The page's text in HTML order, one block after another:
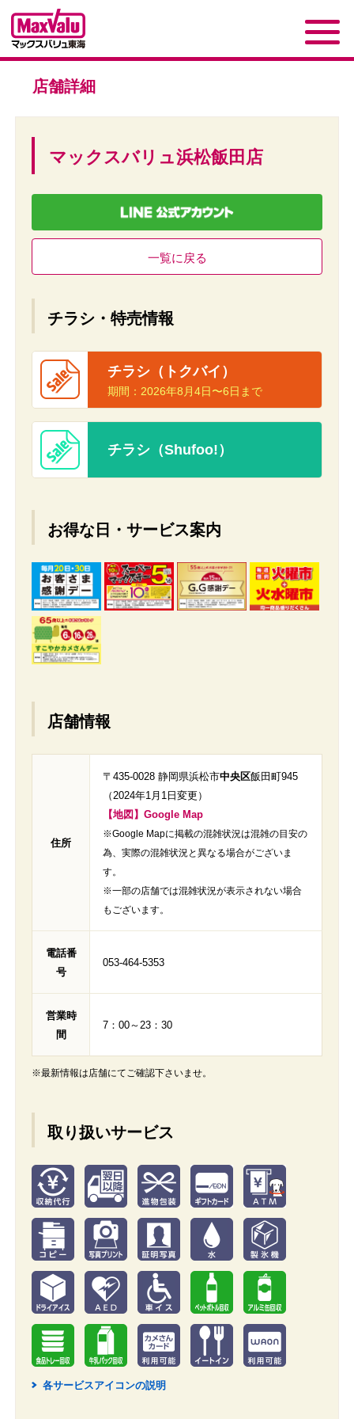
店舗詳細
マックスバリュ浜松飯田店
一覧に戻る
チラシ・特売情報
チラシ（トクバイ）
期間： 2026年8月4日〜6日まで
チラシ（Shufoo!）
お得な日・サービス案内
店舗情報
住所
〒435-0028 静岡県浜松市中央区飯田町945
（2024年1月1日変更）
【地図】Google Map
※Google Mapに掲載の混雑状況は混雑の目安の
為、実際の混雑状況と異なる場合がございま
す。
※一部の店舗では混雑状況が表示されない場合
もございます。
電話番
号
053-464-5353
営業時
間
7：00～23：30
※最新情報は店舗にてご確認下さいませ。
取り扱いサービス
2 各サービスアイコンの説明